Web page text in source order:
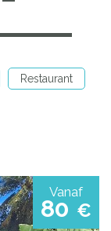
Restaurant
Vanaf
80 €